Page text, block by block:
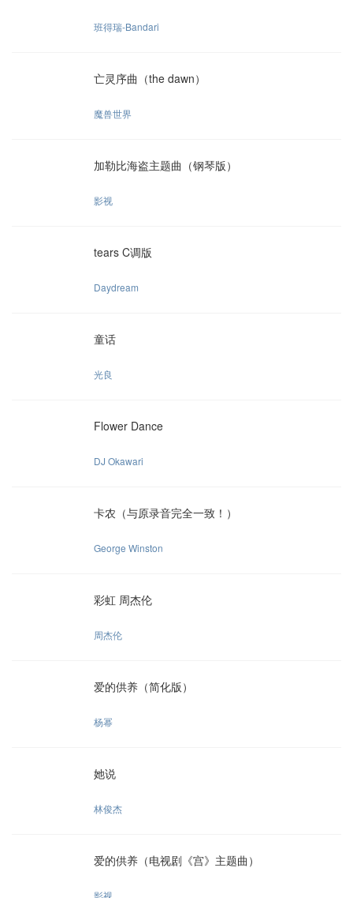
班得瑞-Bandari
亡灵序曲（the dawn）
魔兽世界
加勒比海盗主题曲（钢琴版）
影视
tears C调版
Daydream
童话
光良
Flower Dance
DJ Okawari
卡农（与原录音完全一致！）
George Winston
彩虹 周杰伦
周杰伦
爱的供养（简化版）
杨幂
她说
林俊杰
爱的供养（电视剧《宫》主题曲）
影视